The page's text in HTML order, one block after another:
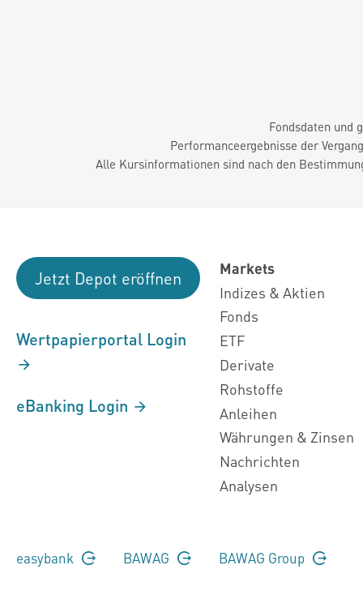
Fondsdaten und
Performanceergebnisse der
Alle Kursinformationen sind nach den
Jetzt Depot eröffnen
Wertpapierportal Login
eBanking Login
Markets
Indizes & Aktien
Fonds
ETF
Derivate
Rohstoffe
Anleihen
Währungen & Zinsen
Nachrichten
Analysen
easybank BAWAG BAWAG Group